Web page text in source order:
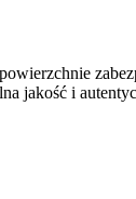
jakość i